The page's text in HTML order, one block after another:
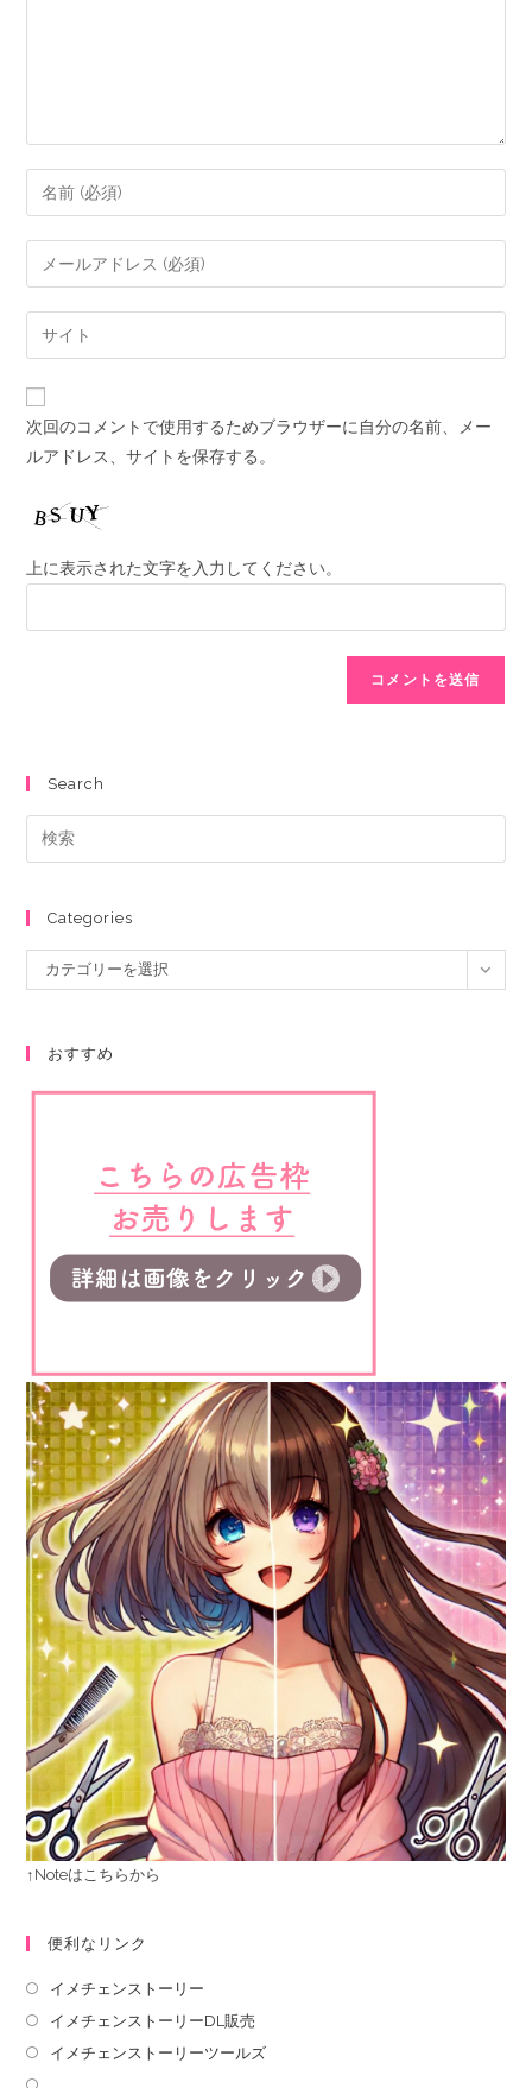
次回のコメントで使用するためブラウザーに自分の名前、メー
ルアドレス、サイトを保存する。
上に表示された文字を入力してください。
Search
Categories
カテゴリーを選択
おすすめ
↑Noteはこちらから
便利なリンク
イメチェンストーリー
イメチェンストーリーDL販売
イメチェンストーリーツールズ